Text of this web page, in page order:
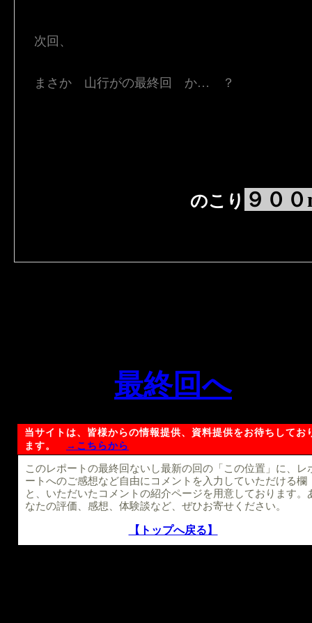
次回、
まさか 山行がの最終回 か… ？
のこり ９０
最終回へ
当サイトは、皆様からの情報提供、資料提供をお待ちしてお
ます。
→こちらから
このレポートの最終回ないし最新の回の「この位置」に、レ
ートへのご感想など自由にコメントを入力していただける欄
と、いただいたコメントの紹介ページを用意しております。
なたの評価、感想、体験談など、ぜひお寄せください。
【トップへ戻る】